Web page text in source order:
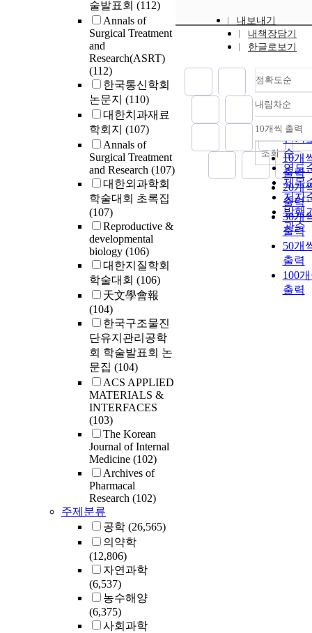
술발표회 (112)
Annals of
Surgical Treatment
and
Research(ASRT)
(112)
한국통신학회
논문지 (110)
대한치과재료
학회지 (107)
Annals of
Surgical Treatment
and Research (107)
대한외과학회
학술대회 초록집
(107)
Reproductive &
developmental
biology (106)
대한지질학회
학술대회 (106)
天文學會報
(104)
한국구조물진
단유지관리공학
회 학술발표회 논
문집 (104)
ACS APPLIED
MATERIALS &
INTERFACES
(103)
The Korean
Journal of Internal
Medicine (102)
Archives of
Pharmacal
Research (102)
주제분류
공학 (26,565)
의약학
(12,806)
자연과학
(6,537)
농수해양
(6,375)
사회과학
내보내기
내책장담기
한글로보기
정확도순
정확
순
인기
순
연도
제목
저자
발행
관순
내림차순
내림
10개씩 출력
10개
출력
20개
출력
30개
출력
50개
출력
100
출력
조회